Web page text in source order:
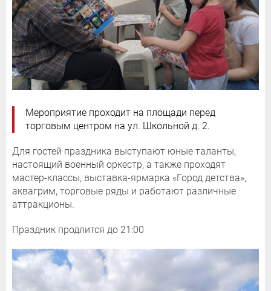
Мероприятие проходит на площади перед
торговым центром на ул. Школьной д. 2.
Для гостей праздника выступают юные таланты,
настоящий военный оркестр, а также проходят
мастер-классы, выставка-ярмарка «Город детства»,
аквагрим, торговые ряды и работают различные
аттракционы.
Праздник продлится до 21:00